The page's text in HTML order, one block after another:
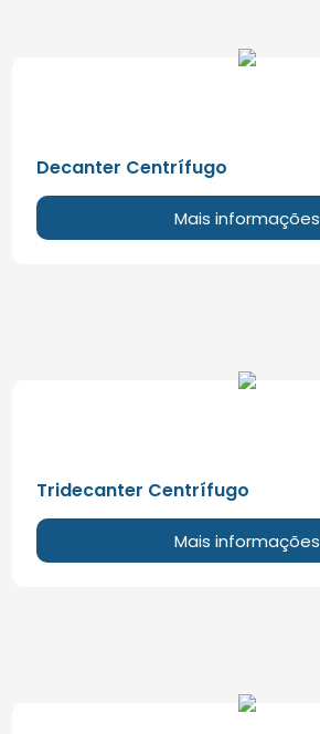
Decanter Centrífugo
Mais informações
Tridecanter Centrífugo
Mais informações